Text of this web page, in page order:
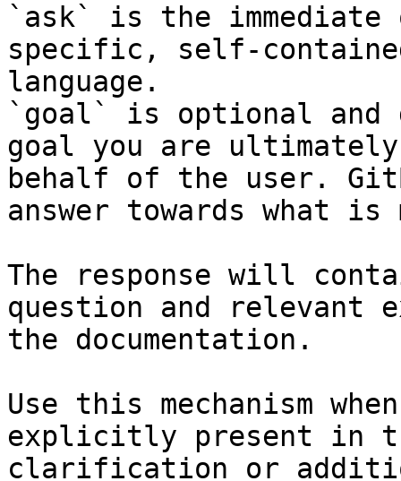
`ask` is the
specific, self-
language.
`goal` is optional and
goal you are
behalf of the user.
answer towards what
The response will
question and relevant
the documentation.
Use this mechanism
explicitly present in
clarification or